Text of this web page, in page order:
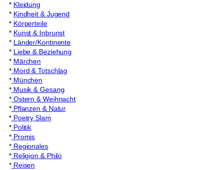
* Kleidung
* Kindheit & Jugend
* Körperteile
* Kunst & Inbrunst
* Länder/Kontinente
* Liebe & Beziehung
* Märchen
*Mord & Totschlag
*München
*Musik & Gesang
*Ostern & Weihnacht
*Pflanzen & Natur
*Poetry Slam
*Politik
*Promis
*Regionales
*Religion & Philo
*Reisen